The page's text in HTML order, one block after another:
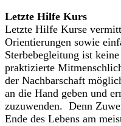
Letzte Hilfe Kurs
Letzte Hilfe Kurse
Orientierungen sowie
Sterbebegleitung ist
praktizierte
der Nachbarschaft
an die Hand geben und
zuzuwenden. Denn
Ende des Lebens am